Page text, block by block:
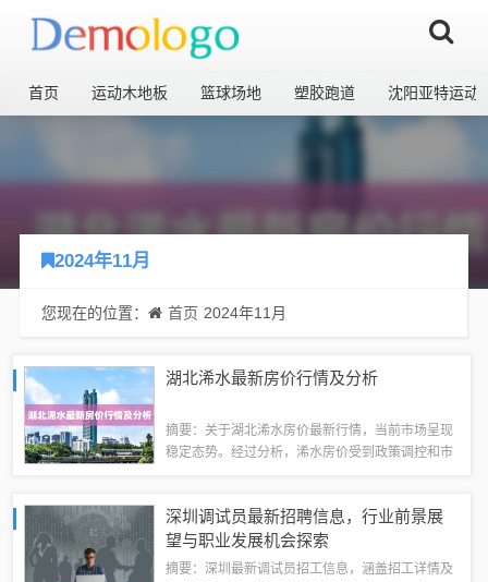
首页 运动木地板 篮球场地 塑胶跑道 沈阳亚特运动
2024年11月
您现在的位置： 首页 2024年11月
湖北浠水最新房价行情及分析
摘要：关于湖北浠水房价最新行情，当前市场呈现
稳定态势。经过分析，浠水房价受到政策调控和市
关注市场动态和政策变化，以做出更明智的决...
深圳调试员最新招聘信息，行业前景展
望与职业发展机会探索
摘要：深圳最新调试员招工信息，涵盖招工详情及